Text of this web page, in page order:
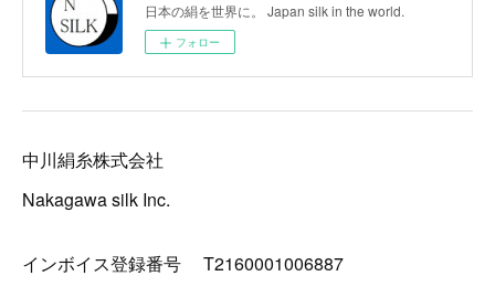
日本の絹を世界に。 Japan silk in the world.
フォロー
中川絹糸株式会社
Nakagawa silk Inc.
インボイス登録番号 T2160001006887